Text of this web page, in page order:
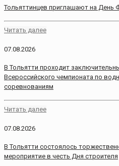
Тольяттинцев приглашают на День
Читать далее
07.08.2026
В Тольятти проходит
Всероссийского чемпионата по
соревнованиям
Читать далее
07.08.2026
В Тольятти состоялось
мероприятие в честь Дня строителя